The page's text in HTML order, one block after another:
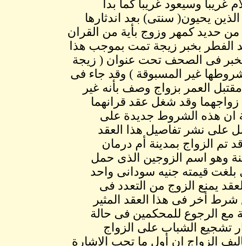
وسيعود غريبا كما بدأ
يحيون( سنتى) بعد اندثارها
حديد كمهر وزوج بأية من القران
الفطر بخبر زيجة تمت بموجب هذا
فى الصحف تحت عنوان ( زيجة
غير المسبوقة ) وقد جاء فى
العمر بزواج وصف بأنه غير
وقد شغل عقد قرانهما
ان هذه الشروط جديدة على
على نشر تفاصيل هذا العقد
تم الزواج بمدينة أم درمان
95 زواج فيصل وأمنة وهو اسم الزوجين الذى حمل
بلغت قيمته جنيه سودانى واحد
يمنع الزوج من التعدد فى
أخر فى هذا العقد المثير
مع الرجوع للمحكمين فى حالة
تشجيع الشباب على الزواج
الزواج ان أول ما تجب الاشارة